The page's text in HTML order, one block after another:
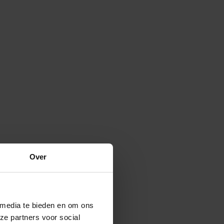
Over
te bieden en om ons
partners voor social
Verspreide vorm